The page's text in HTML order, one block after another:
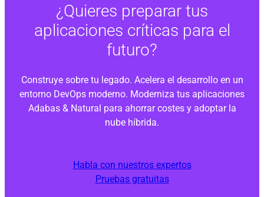
¿Quieres preparar tus
aplicaciones críticas para el
futuro?
Construye sobre tu legado. Acelera el desarrollo en un
entorno DevOps moderno. Moderniza tus aplicaciones
Adabas & Natural para ahorrar costes y adoptar la
nube híbrida.
Habla con nuestros expertos
Pruebas gratuitas